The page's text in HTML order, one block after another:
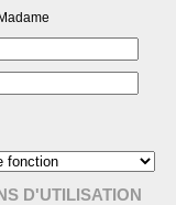
Madame
D'UTILISATION